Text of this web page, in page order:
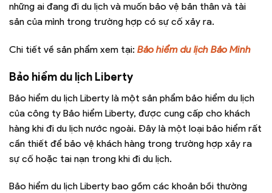
những ai đang đi du lịch và muốn bảo vệ bản thân và tài
sản của mình trong trường hợp có sự cố xảy ra.
Chi tiết về sản phẩm xem tại: Bảo hiểm du lịch Bảo Minh
Bảo hiểm du lịch Liberty
Bảo hiểm du lịch Liberty là một sản phẩm bảo hiểm du lịch
của công ty Bảo hiểm Liberty, được cung cấp cho khách
hàng khi đi du lịch nước ngoài. Đây là một loại bảo hiểm rất
cần thiết để bảo vệ khách hàng trong trường hợp xảy ra
sự cố hoặc tai nạn trong khi đi du lịch.
Bảo hiểm du lịch Liberty bao gồm các khoản bồi thường